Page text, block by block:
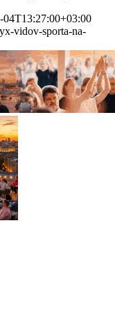
04T13:27:00+03:00
vidov-sporta-na-